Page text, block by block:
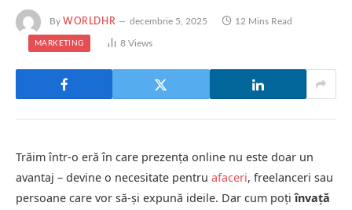
By WORLDHR decembrie 5, 2025 12 Mins Read
MARKETING 8 Views
Trăim într-o eră în care prezența online nu este doar un
avantaj – devine o necesitate pentru afaceri, freelanceri sau
persoane care vor să-și expună ideile. Dar cum poțiînvață